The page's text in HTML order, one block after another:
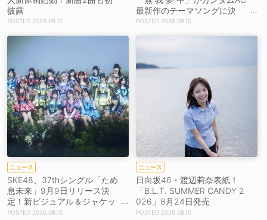
披露
2026.08.10
最新作のテーマソングに決
定！8月26日配信リリース！
2026.08.10
ニュース
SKE48、37thシングル「ため
息未来」9月9日リリース決
定！新ビジュアル＆ジャケッ
ト写真も一挙公開！
2026.08.10
ニュース
日向坂46・渡辺莉奈表紙！
「B.L.T. SUMMER CANDY 2
026」8月24日発売
2026.08.10